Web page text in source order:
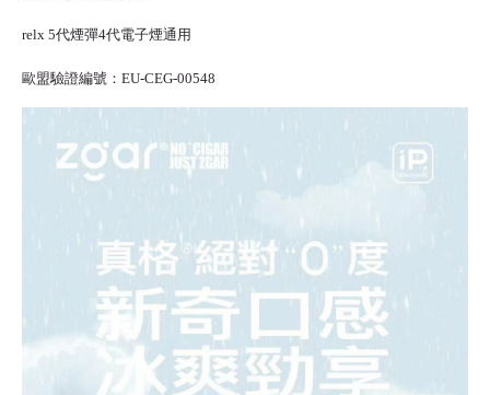
relx 5代煙彈4代電子煙通用
歐盟驗證編號：EU-CEG-00548